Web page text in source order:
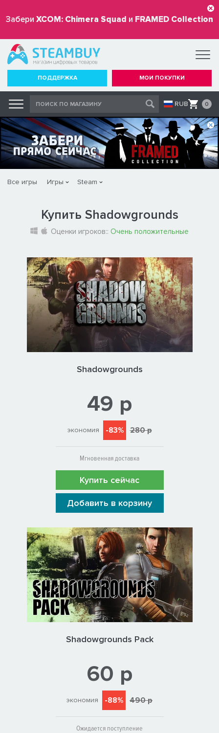
Забери XCOM: Chimera Squad и FRAMED Collection
бесплатно
ПОДДЕРЖКА МОИ ПОКУПКИ
RUB 0
Все игры Игры Steam
Купить Shadowgrounds
Оценки игроков:: Очень положительные
Shadowgrounds
49 р
экономия -83% 280 р
Мгновенная доставка
Купить сейчас
Добавить в корзину
Shadowgrounds Pack
60 р
экономия -88% 490 р
Ожидается поступление